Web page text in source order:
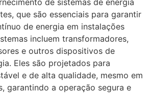
que são essenciais para garantir
de energia em instalações
incluem transformadores,
e outros dispositivos de
Eles são projetados para
e de alta qualidade, mesmo em
garantindo a operação segura e